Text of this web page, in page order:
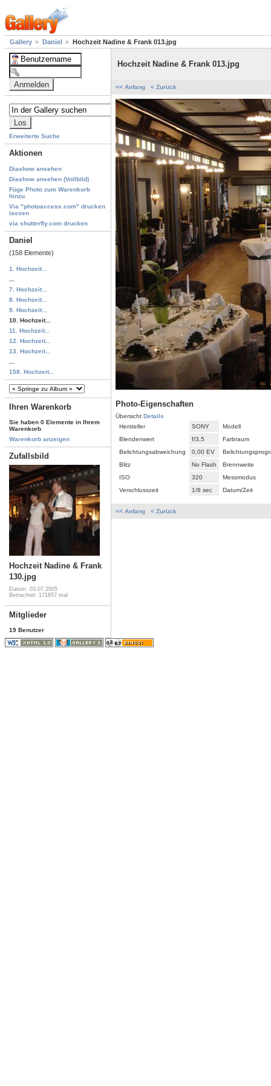
Gallery Daniel Hochzeit Nadine & Frank 013.jpg
Erweiterte Suche
Aktionen
Diashow ansehen
Diashow ansehen (Vollbild)
Füge Photo zum Warenkorb
hinzu
Via "photoaccess.com" drucken
lassen
via shutterfly.com drucken
Daniel
(158 Elemente)
1. Hochzeit...
7. Hochzeit...
8. Hochzeit...
9. Hochzeit...
10. Hochzeit...
11. Hochzeit...
12. Hochzeit...
13. Hochzeit...
158. Hochzeit...
Ihren Warenkorb
Sie haben 0 Elemente in Ihrem
Warenkorb
Warenkorb anzeigen
Zufallsbild
Hochzeit Nadine & Frank
130.jpg
Datum: 03.07.2005
Betrachtet: 171657 mal
Mitglieder
19 Benutzer
Hochzeit Nadine & Frank 013.jpg
<< Anfang < Zurück
Photo-Eigenschaften
Übersicht Details
Hersteller
SONY
Modell
Blendenwert
f/3,5
Farbraum
Belichtungsabweichung
0,00 EV
Blitz
No Flash
Brennweite
ISO
320
Messmodus
Verschlusszeit
1/8 sec Datum/Zeit
<< Anfang < Zurück